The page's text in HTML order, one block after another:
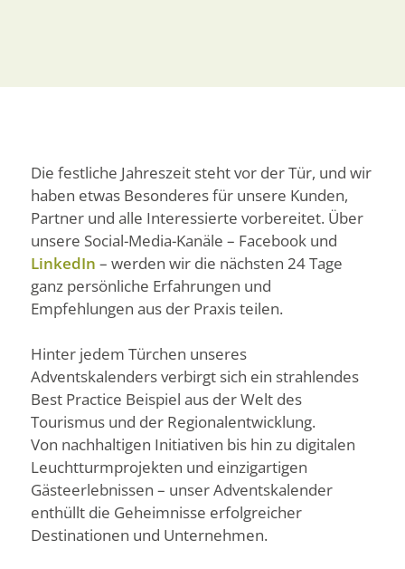
Die festliche Jahreszeit steht vor der Tür, und wir
haben etwas Besonderes für unsere Kunden,
Partner und alle Interessierte vorbereitet. Über
unsere Social-Media-Kanäle – Facebook und
LinkedIn – werden wir die nächsten 24 Tage
ganz persönliche Erfahrungen und
Empfehlungen aus der Praxis teilen.
Hinter jedem Türchen unseres
Adventskalenders verbirgt sich ein strahlendes
Best Practice Beispiel aus der Welt des
Tourismus und der Regionalentwicklung.
Von nachhaltigen Initiativen bis hin zu digitalen
Leuchtturmprojekten und einzigartigen
Gästeerlebnissen – unser Adventskalender
enthüllt die Geheimnisse erfolgreicher
Destinationen und Unternehmen.